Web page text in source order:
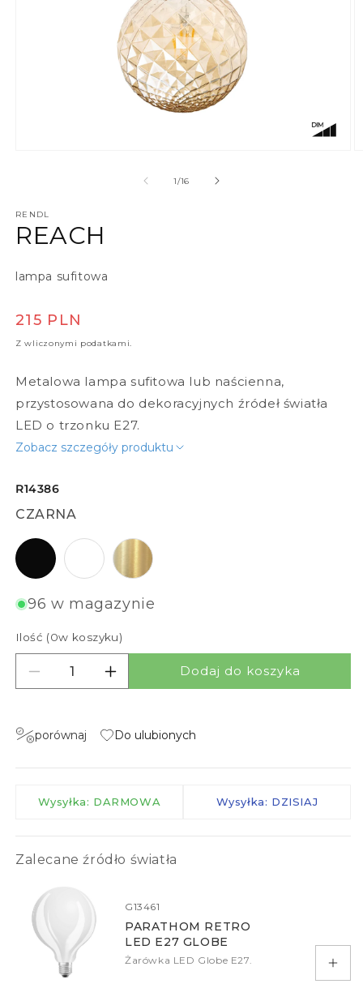
1/z
16
RENDL
REACH
lampa sufitowa
Cena regularna
215 PLN
Z wliczonymi podatkami.
Metalowa lampa sufitowa lub naścienna,
przystosowana do dekoracyjnych źródeł światła
LED o trzonku E27.
Zobacz szczegóły produktu
R14386
CZARNA
czarna biała mosiądz szczotkowana
96 w magazynie
Ilość (0w koszyku)
Zmniejsz ilość dla REACH
Zwiększ ilość dla REACH
Dodaj do koszyka
porównaj Do ulubionych
Wysyłka: DARMOWA Wysyłka: DZISIAJ
Zalecane źródło światła
G13461
PARATHOM RETRO
LED E27 GLOBE
Żarówka LED Globe E27.